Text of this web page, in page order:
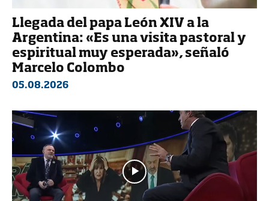
Llegada del papa León XIV a la
Argentina: «Es una visita pastoral y
espiritual muy esperada», señaló
Marcelo Colombo
05.08.2026